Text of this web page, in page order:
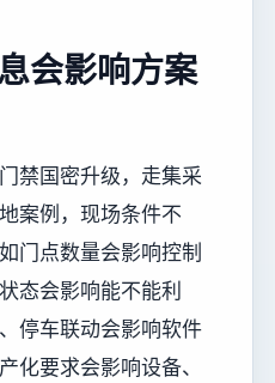
会影响方案
禁国密升级，走集采
案例，现场条件不
门点数量会影响控制
态会影响能不能利
停车联动会影响软件
化要求会影响设备、